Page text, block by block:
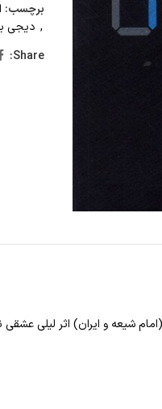
برچسب:
, دیجی
Share:
شیعه و ایران) اثر لیلی عشقی